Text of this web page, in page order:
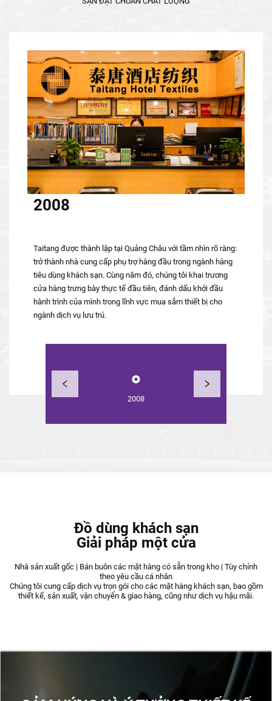
2008
Taitang được thành lập tại Quảng Châu với tầm nhìn rõ ràng:
trở thành nhà cung cấp phụ trợ hàng đầu trong ngành hàng
tiêu dùng khách sạn. Cùng năm đó, chúng tôi khai trương
cửa hàng trưng bày thực tế đầu tiên, đánh dấu khởi đầu
hành trình của mình trong lĩnh vực mua sắm thiết bị cho
ngành dịch vụ lưu trú.
2008 2010
Đồ dùng khách sạn
Giải pháp một cửa
Nhà sản xuất gốc | Bán buôn các mặt hàng có sẵn trong kho | Tùy chỉnh
theo yêu cầu cá nhân
Chúng tôi cung cấp dịch vụ trọn gói cho các mặt hàng khách sạn, bao gồm
thiết kế, sản xuất, vận chuyển & giao hàng, cũng như dịch vụ hậu mãi.